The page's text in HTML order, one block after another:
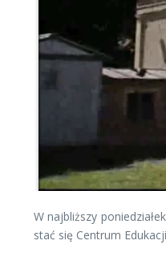
W najbliższy
stać się Centrum